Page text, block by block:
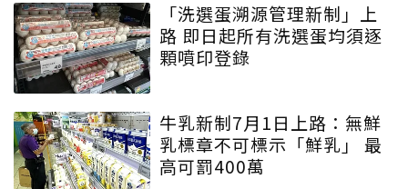
「洗選蛋溯源管理新制」上
路 即日起所有洗選蛋均須逐
顆噴印登錄
牛乳新制7月1日上路：無鮮
乳標章不可標示「鮮乳」 最
高可罰400萬